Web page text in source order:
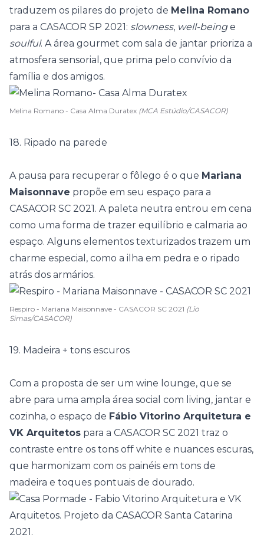
traduzem os pilares do projeto de Melina Romano
para a CASACOR SP 2021: slowness, well-beinge
soulful. A área gourmet com sala de jantar prioriza a
atmosfera sensorial, que prima pelo convívio da
família e dos amigos.
Melina Romano - Casa Alma Duratex (MCA Estúdio/CASACOR)
18. Ripado na parede
A pausa para recuperar o fôlego é o que Mariana
Maisonnave propõe em seu espaço para a
CASACOR SC 2021. A paleta neutra entrou em cena
como uma forma de trazer equilíbrio e calmaria ao
espaço. Alguns elementos texturizados trazem um
charme especial, como a ilha em pedra e o ripado
atrás dos armários.
Respiro - Mariana Maisonnave - CASACOR SC 2021 (Lio
Simas/CASACOR)
19. Madeira + tons escuros
Com a proposta de ser um wine lounge, que se
abre para uma ampla área social com living, jantar e
cozinha, o espaço de Fábio Vitorino Arquitetura e
VK Arquitetos para a CASACOR SC 2021 traz o
contraste entre os tons off white e nuances escuras,
que harmonizam com os painéis em tons de
madeira e toques pontuais de dourado.